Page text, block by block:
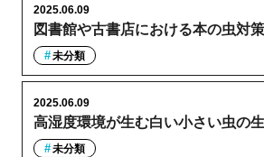
図書館や古書店における本の虫対
2025.06.09
未分類
高湿度環境が生む白い小さい虫の
2025.06.09
未分類